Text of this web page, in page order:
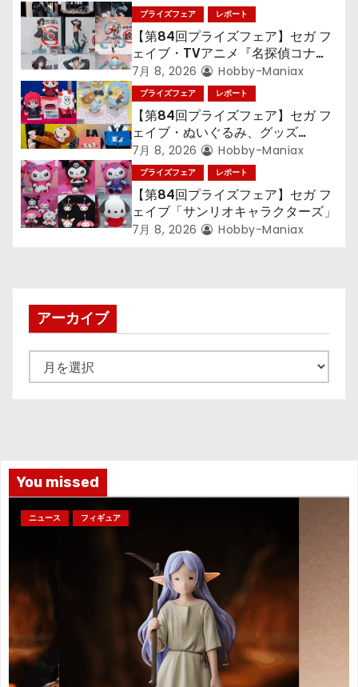
プライズフェア レポート
【第84回プライズフェア】セガ フ
ェイブ・TVアニメ『名探偵コナ
ン』TVアニメ『呪術廻戦』『〈物
語〉シリーズ』「初音ミク」
7月 8, 2026 Hobby-Maniax
プライズフェア レポート
【第84回プライズフェア】セガ フ
ェイブ・ぬいぐるみ、グッズ
『LiSA』『ミニオン』『おさるの
ジョージ』『ポケットモンスター』
7月 8, 2026 Hobby-Maniax
プライズフェア レポート
【第84回プライズフェア】セガ フ
ェイブ「サンリオキャラクターズ」
7月 8, 2026 Hobby-Maniax
アーカイブ
ー
You missed
ニュース フィギュア